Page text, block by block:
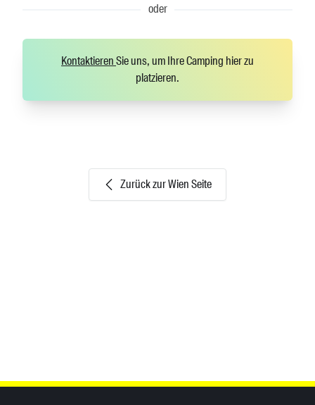
oder
KontaktierenSie uns, um Ihre Camping hier zu
platzieren.
Zurück zur Wien Seite